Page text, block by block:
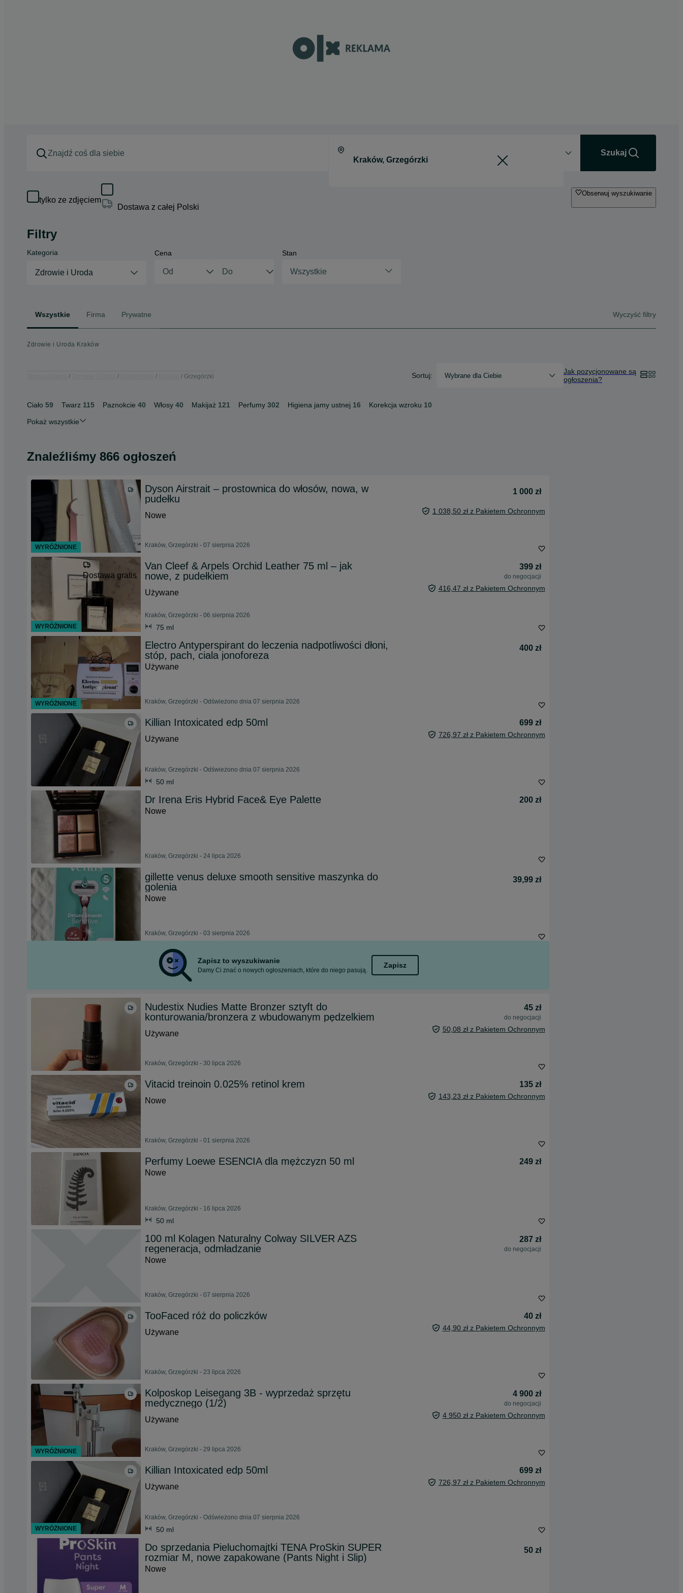
Szukaj
tylko ze zdjęciem
Dostawa z całej Polski
Obserwuj wyszukiwanie
Filtry
Kategoria
Zdrowie i Uroda
Cena Stan
Wszystkie
Wszystkie Firma Prywatne Wyczyść filtry
Zdrowie i Uroda Kraków
Grzegórzki Sortuj: Wybrane dla Ciebie
Jak pozycjonowane są
ogłoszenia?
Ciało 59 Twarz 115 Paznokcie 40 Włosy 40 Makijaż 121 Perfumy 302 Higiena jamy ustnej 16 Korekcja wzroku 10
Pokaż wszystkie
Znaleźliśmy 866 ogłoszeń
Dyson Airstrait – prostownica do włosów, nowa, w
pudełku
1 000 zł
Nowe 1 038,50 zł z Pakietem Ochronnym
Kraków, Grzegórzki - 07 sierpnia 2026
Dostawa gratis
Van Cleef & Arpels Orchid Leather 75 ml – jak
nowe, z pudełkiem
399 zł
do negocjacji
Używane 416,47 zł z Pakietem Ochronnym
Kraków, Grzegórzki - 06 sierpnia 2026
75 ml
Electro Antyperspirant do leczenia nadpotliwości dłoni,
stóp, pach, ciala jonoforeza
400 zł
Używane
Kraków, Grzegórzki - Odświeżono dnia 07 sierpnia 2026
Killian Intoxicated edp 50ml
699 zł
Używane
726,97 zł z Pakietem Ochronnym
Kraków, Grzegórzki - Odświeżono dnia 07 sierpnia 2026
50 ml
Dr Irena Eris Hybrid Face& Eye Palette
200 zł
Nowe
Kraków, Grzegórzki - 24 lipca 2026
gillette venus deluxe smooth sensitive maszynka do
golenia
39,99 zł
Nowe
Kraków, Grzegórzki - 03 sierpnia 2026
Zapisz to wyszukiwanie
Damy Ci znać o nowych ogłoszeniach, które do niego pasują.
Zapisz
Nudestix Nudies Matte Bronzer sztyft do
konturowania/bronzera z wbudowanym pędzelkiem
45 zł
do negocjacji
Używane 50,08 zł z Pakietem Ochronnym
Kraków, Grzegórzki - 30 lipca 2026
Vitacid treinoin 0.025% retinol krem
135 zł
Nowe
143,23 zł z Pakietem Ochronnym
Kraków, Grzegórzki - 01 sierpnia 2026
Perfumy Loewe ESENCIA dla mężczyzn 50 ml
249 zł
Nowe
Kraków, Grzegórzki - 16 lipca 2026
50 ml
100 ml Kolagen Naturalny Colway SILVER AZS
regeneracja, odmładzanie
287 zł
do negocjacji
Nowe
Kraków, Grzegórzki - 07 sierpnia 2026
TooFaced róż do policzków
40 zł
Używane
44,90 zł z Pakietem Ochronnym
Kraków, Grzegórzki - 23 lipca 2026
Kolposkop Leisegang 3B - wyprzedaż sprzętu
medycznego (1/2)
4 900 zł
do negocjacji
Używane 4 950 zł z Pakietem Ochronnym
Kraków, Grzegórzki - 29 lipca 2026
Killian Intoxicated edp 50ml
699 zł
Używane
726,97 zł z Pakietem Ochronnym
Kraków, Grzegórzki - Odświeżono dnia 07 sierpnia 2026
50 ml
Do sprzedania Pieluchomajtki TENA ProSkin SUPER
rozmiar M, nowe zapakowane (Pants Night i Slip)
50 zł
Nowe
WYRÓŻNIONE
WYRÓŻNIONE
WYRÓŻNIONE
WYRÓŻNIONE
WYRÓŻNIONE